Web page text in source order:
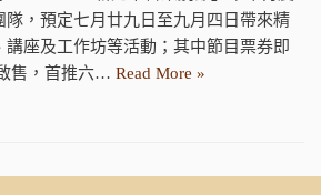
隊，預定七月廿九日至九月四日帶來精
座及工作坊等活動；其中節目票券即
售，首推六… Read More »